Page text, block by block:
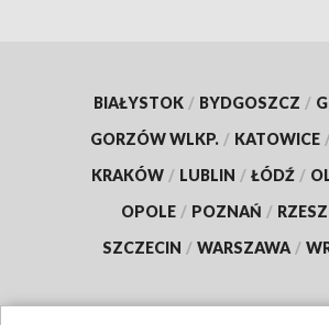
BIAŁYSTOK / BYDGOSZCZ /
GORZÓW WLKP. / KATOWICE
KRAKÓW / LUBLIN / ŁÓDŹ /
OPOLE / POZNAŃ /
SZCZECIN / WARSZAWA /